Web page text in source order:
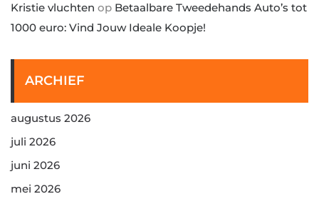
Kristie vluchten op Betaalbare Tweedehands Auto’s tot
1000 euro: Vind Jouw Ideale Koopje!
ARCHIEF
augustus 2026
juli 2026
juni 2026
mei 2026